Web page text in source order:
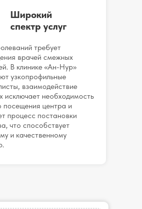
Широкий
спектр услуг
требует
врачей смежных
В клинике «Ан-Нур»
узкопрофильные
взаимодействие
исключает необходимость
посещения центра и
процесс постановки
что способствует
и качественному